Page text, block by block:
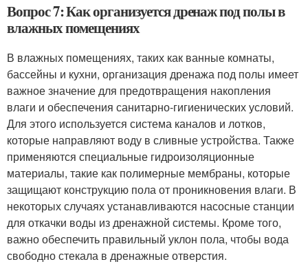
Вопрос 7: Как организуется дренаж под полы в
влажных помещениях
В влажных помещениях, таких как ванные комнаты,
бассейны и кухни, организация дренажа под полы имеет
важное значение для предотвращения накопления
влаги и обеспечения санитарно-гигиенических условий.
Для этого используется система каналов и лотков,
которые направляют воду в сливные устройства. Также
применяются специальные гидроизоляционные
материалы, такие как полимерные мембраны, которые
защищают конструкцию пола от проникновения влаги. В
некоторых случаях устанавливаются насосные станции
для откачки воды из дренажной системы. Кроме того,
важно обеспечить правильный уклон пола, чтобы вода
свободно стекала в дренажные отверстия.